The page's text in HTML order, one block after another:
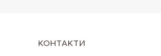
КОНТАКТИ